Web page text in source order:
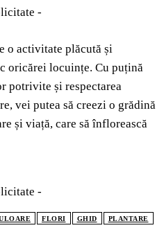
-
o activitate plăcută și
oricărei locuințe. Cu puțină
potrivite și respectarea
vei putea să creezi o grădină
și viață, care să înflorească
-
FLORI GHID
PLANTARE